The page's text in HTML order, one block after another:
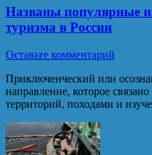
Названы популярные
туризма в России
Оставьте комментарий
Приключенческий или
направление, которое
территорий, походами и